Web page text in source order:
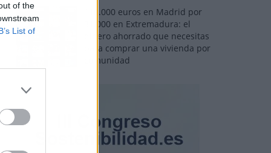
of the
List of
110.000 euros en Madrid por
31.000 en Extremadura: el
dinero ahorrado que necesitas
para comprar una vivienda por
comunidad